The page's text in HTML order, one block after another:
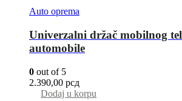
Auto oprema
Univerzalni držač mobilnog
automobile
0 out of 5
2.390,00 рсд
Dodaj u korpu